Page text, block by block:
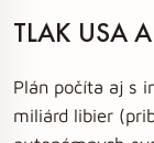
TLAK USA
Plán počíta aj s
miliárd libier